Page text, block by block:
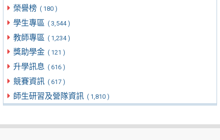
榮譽榜 ( 180 )
學生專區 ( 3,544 )
教師專區 ( 1,234 )
獎助學金 ( 121 )
升學訊息 ( 616 )
競賽資訊 ( 617 )
師生研習及營隊資訊 ( 1,810 )